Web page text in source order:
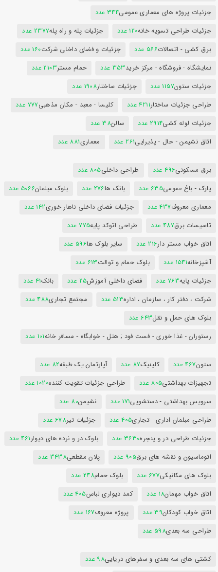
جزئیات پروژه های معماری عمومی344 عدد
جزئیات طراحی تسویه خانه120 عدد جزئیات پله و راه پله2377 عدد
برق کشی - اتصالات566 عدد جزئیات و فضای داخلی شرکت160 عدد
نمایشگاه - فروشگاه - مرکز خرید353 عدد حمام مستر2103 عدد
جزئیات ستون1157 عدد جزئیات ساختار1908 عدد
طراحی جزئیات ساختار4211 عدد کلیسا - معبد - مکان مذهبی777 عدد
جزئیات لوله کشی2914 عدد سالن38 عدد
اتاق نشیمن - حال - پذیرایی261 عدد معماری881 عدد
برق مسکونی496 عدد طراحی داخلی805 عدد
پارک - باغ عمومی635 عدد بانک ها276 عدد بلوک مبلمان5066 عدد
معماری معروف437 عدد جزئیات فضای داخلی ناهار خوری142 عدد
تاسیسات برق487 عدد طراحی اتوکد پایه775 عدد
اتاق خواب مستر دار216 عدد سایر بلوک ها596 عدد
آشپزخانه1541 عدد بلوک حمام و توالت613 عدد
جزئیات پایه763 عدد فضای داخلی آموزش25 عدد بانک41 عدد
شرکت ، دفتر کار ، سازمان ، اداره513 عدد مجتمع تجاری488 عدد
بلوک های حمل و نقل643 عدد
رستوران - غذا خوری - فست فود ; هتل - خوابگاه - مسافر خانه101 عدد
ستون467 عدد کلینیک87 عدد آپارتمان یک طبقه82 عدد
تجهیزات بهداشتی805 عدد طراحی جزئیات تقویت کننده1020 عدد
سرویس بهداشتی - دستشویی171 عدد نشیمن80 عدد
طراحی مبلمان اداری - تجاری405 عدد جزئیات تیر678 عدد
جزئیات طراحی در و پنجره3630 عدد بلوک در و نرده های دیوار461 عدد
اتوماسیون و نقشه های برق905 عدد پلان مقطعی3438 عدد
بلوک های مکانیکی677 عدد بلوک حمام248 عدد
اتاق خواب مهمان18 عدد کمد دیواری لباس405 عدد
اتاق خواب کودکان39 عدد پروژه معروف167 عدد
طراحی سه بعدی598 عدد
کشتی های سه بعدی و سفرهای دریایی98 عدد